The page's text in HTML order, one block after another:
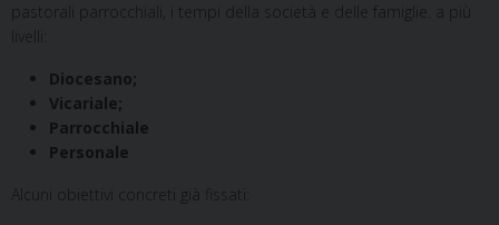
pastorali parrocchiali, i tempi della società e delle famiglie.
a più
Diocesano;
Vicariale;
Parrocchiale
Personale
Alcuni obiettivi concreti già fissati: